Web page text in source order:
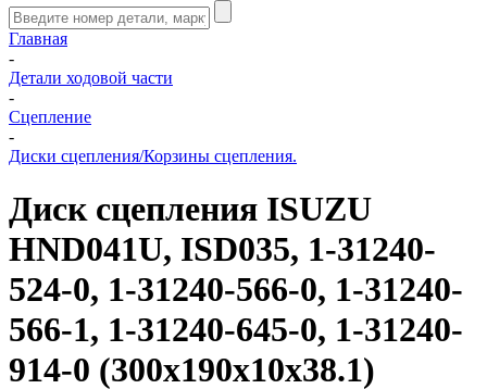
Главная
-
Детали ходовой части
-
Сцепление
-
Диски сцепления/Корзины сцепления.
Диск сцепления ISUZU
HND041U, ISD035, 1-31240-
524-0, 1-31240-566-0, 1-31240-
566-1, 1-31240-645-0, 1-31240-
914-0 (300x190x10x38.1)